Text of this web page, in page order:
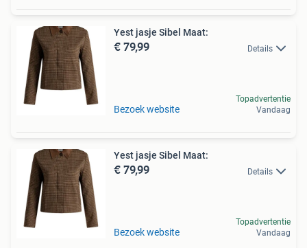
Yest jasje Sibel Maat:
€ 79,99 Details
Bezoek website
Topadvertentie
Vandaag
Yest jasje Sibel Maat:
€ 79,99 Details
Bezoek website
Topadvertentie
Vandaag